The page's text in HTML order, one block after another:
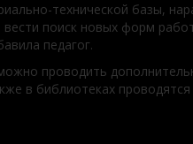
технической базы,
поиск новых форм
педагог.
проводить
в библиотеках